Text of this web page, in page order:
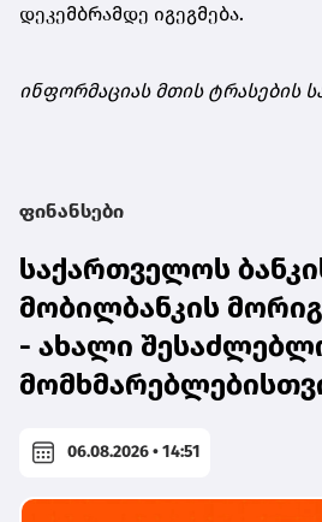
დეკემბრამდე იგეგმება.
ინფორმაციას მთის ტრასების
ფინანსები
საქართველოს
მობილბანკის
- ახალი
06.08.2026 • 14:51